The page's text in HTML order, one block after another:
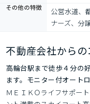
その他の特徴
公営水道、
ナーズ、分
不動産会社からの
高輪台駅まで徒歩４分の
ます。モニター付オート
ＭＥＩＫＯライフサポー